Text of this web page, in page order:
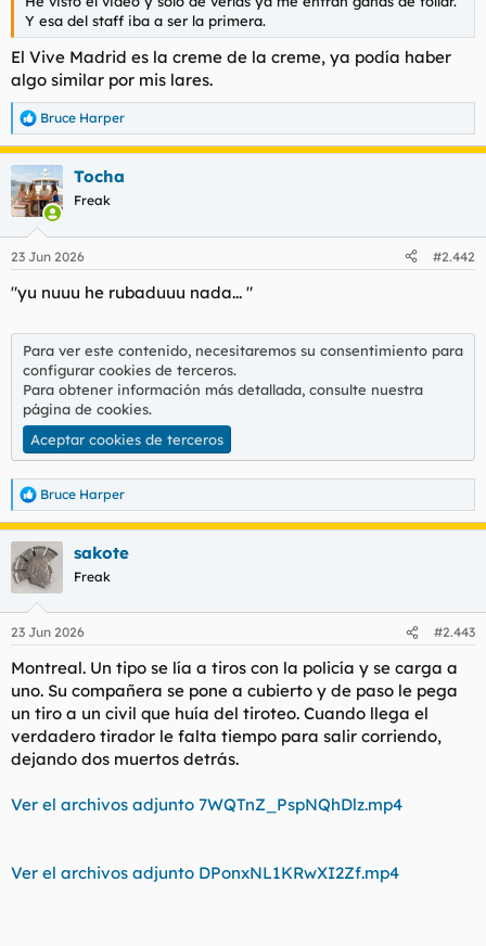
Y esa del staff iba a ser la primera.
El Vive Madrid es la creme de la creme, ya podía haber
algo similar por mis lares.
R
e
a
c
c
i
e
:
Bruce Harper
Tocha
Freak
23 Jun 2026 #2.442
"yu nuuu he rubaduuu nada... "
Para ver este contenido, necesitaremos su consentimiento para
configurar cookies de terceros.
Para obtener información más detallada, consulte nuestra
página de cookies.
Aceptar cookies de terceros
R
e
a
c
c
i
e
:
Bruce Harper
sakote
Freak
23 Jun 2026 #2.443
Montreal. Un tipo se lía a tiros con la policía y se carga a
uno. Su compañera se pone a cubierto y de paso le pega
un tiro a un civil que huía del tiroteo. Cuando llega el
verdadero tirador le falta tiempo para salir corriendo,
dejando dos muertos detrás.
Ver el archivos adjunto 7WQTnZ_PspNQhDlz.mp4
Ver el archivos adjunto DPonxNL1KRwXI2Zf.mp4